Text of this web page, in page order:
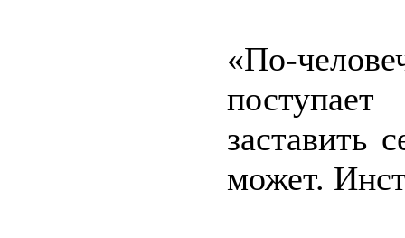
«По-
заставить
может.